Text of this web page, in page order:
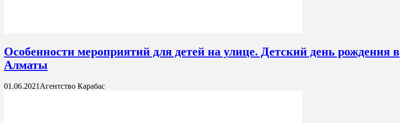
Особенности мероприятий для детей на улице. Детский день рождения в
Алматы
01.06.2021 Агентство Карабас